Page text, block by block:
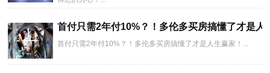
首付只需2年付10%？！多伦多买房搞懂了才是人
首付只需2年付10%？！多伦多买房搞懂了才是人生赢家！...